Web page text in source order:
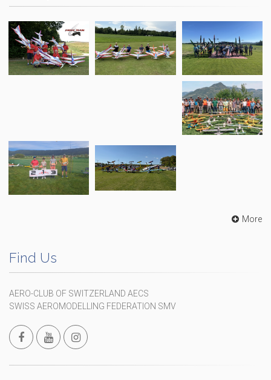
More
Find Us
AERO-CLUB OF SWITZERLAND AECS
SWISS AEROMODELLING FEDERATION SMV